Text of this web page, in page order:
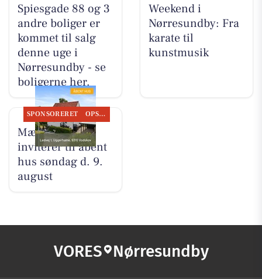
Spiesgade 88 og 3
andre boliger er
kommet til salg
denne uge i
Nørresundby - se
boligerne her.
Weekend i
Nørresundby: Fra
karate til
kunstmusik
SPONSORERET OPSLAGSTAVLEN
Mæglerhuset
inviterer til åbent
hus søndag d. 9.
august
VORES Nørresundby